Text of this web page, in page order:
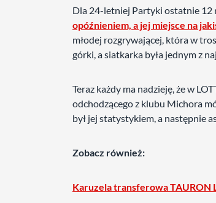
Dla 24-letniej Partyki ostatnie 12
opóźnieniem, a jej miejsce na
młodej rozgrywającej, która w
górki, a siatkarka była jednym z
Teraz każdy ma nadzieję, że w
odchodzącego z klubu Michora
był jej statystykiem, a następnie
Zobacz również:
Karuzela transferowa TAURON